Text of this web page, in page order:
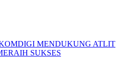
MENDUKUNG ATLIT
SUKSES